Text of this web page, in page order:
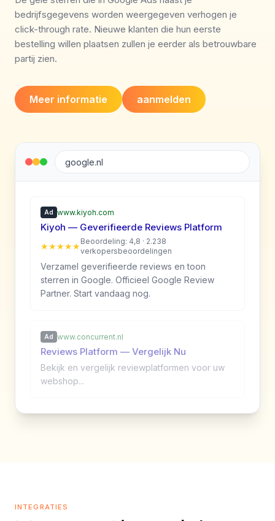
bedrijfsgegevens worden weergegeven verhogen je
click-through rate. Nieuwe klanten die hun eerste
bestelling willen plaatsen zullen je eerder als betrouwbare
partij zien.
Meer informatie aanmelden
google.nl
Ad www.kiyoh.com
Kiyoh — Geverifieerde Reviews Platform
★★★★★Beoordeling: 4,8 · 2.238
verkopersbeoordelingen
Verzamel geverifieerde reviews en toon
sterren in Google. Officieel Google Review
Partner. Start vandaag nog.
Ad www.concurrent.nl
Reviews Platform — Vergelijk Nu
Bekijk en vergelijk reviewplatformen voor uw
webshop...
INTEGRATIES